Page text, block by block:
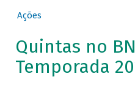
Ações
Quintas no
Temporada